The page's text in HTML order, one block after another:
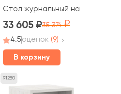
Monza
Стол журнальный на О-
33 605 35 374
4.5оценок (9)
В корзину
91280